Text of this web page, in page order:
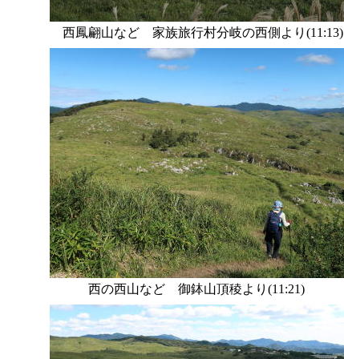
西鳳翩山など 家族旅行村分岐の西側より(11:13)
西の西山など 御鉢山頂稜より(11:21)